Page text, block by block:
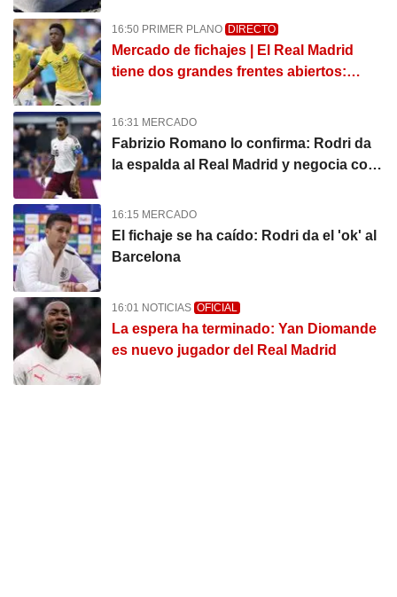
16:50 PRIMER PLANO DIRECTO
Mercado de fichajes | El Real Madrid
tiene dos grandes frentes abiertos:
16:31 MERCADO
Fabrizio Romano lo confirma: Rodri da
la espalda al Real Madrid y negocia con
16:15 MERCADO
El fichaje se ha caído: Rodri da el 'ok' al
Barcelona
16:01 NOTICIAS OFICIAL
La espera ha terminado: Yan Diomande
es nuevo jugador del Real Madrid